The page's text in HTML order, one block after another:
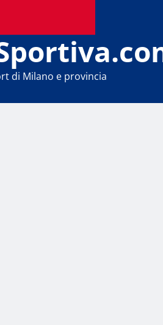
di Milano e provincia